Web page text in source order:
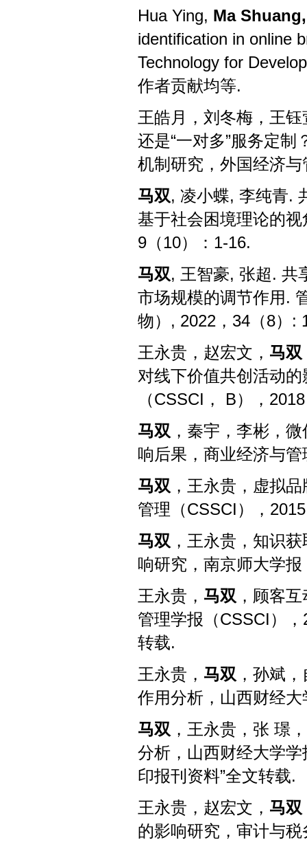
Hua Ying, Ma Shuang,
identification in online
Technology for
作者贡献均等.
王皓月，刘冬梅，王钰
还是“一对多”服务定
机制研究，外国经济与
马双, 凌小蝶, 李纯青.
基于社会困境理论的视
9 （10）： 1-16.
马双, 王智豪, 张超. 共
市场规模的调节作用 .
物） , 2022 ， 34（8）:
王永贵，赵宏文， 马双
对线下价值共创活动
（CSSCI ， B）， 2018
马双 ，秦宇，李彬，
响后果，商业经济与管
马双 ，王永贵，虚拟
管理（CSSCI ）， 2015
马双 ，王永贵，知识
响研究，南京师大学报
王永贵， 马双 ，顾客
管理学报（CSSCI ），
转载.
王永贵， 马双 ，孙斌
作用分析，山西财经大
马双 ，王永贵，张 璟
分析，山西财经大学学
印报刊资料”全文转载.
王永贵，赵宏文， 马双
的影响研究，审计与税